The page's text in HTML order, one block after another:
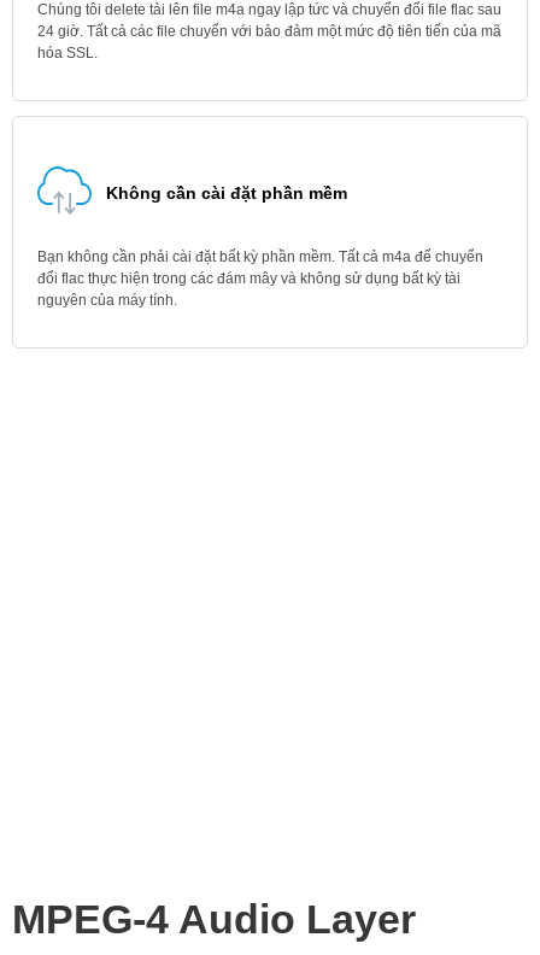
Chúng tôi delete tải lên file m4a ngay lập tức và chuyển đổi file flac sau
24 giờ. Tất cả các file chuyển với bảo đảm một mức độ tiên tiến của mã
hóa SSL.
Không cần cài đặt phần mềm
Bạn không cần phải cài đặt bất kỳ phần mềm. Tất cả m4a để chuyển
đổi flac thực hiện trong các đám mây và không sử dụng bất kỳ tài
nguyên của máy tính.
MPEG-4 Audio Layer